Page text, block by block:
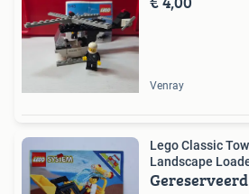
Venray
Lego Classic
Landscape
Gereserveerd